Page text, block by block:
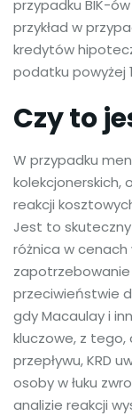
przypadku BIK-
przykład w
kredytów
podatku powyżej
Czy to
W przypadku
kolekcjonerskich,
reakcji
Jest to
różnica w
zapotrzebowanie
przeciwieństwie
gdy Macaulay i
kluczowe, z
przepływu, KRD
osoby w łuku
analizie reakcji